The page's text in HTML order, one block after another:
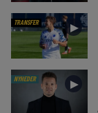
TRANSFER ►
NYHEDER ►